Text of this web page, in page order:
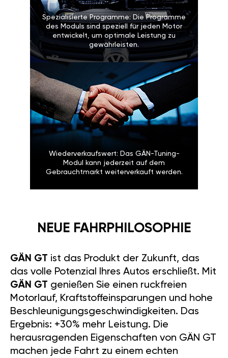
Spezialisierte Programme: Die Programme
des Moduls sind speziell für jeden Motor
entwickelt, um optimale Leistung zu
gewährleisten.
Wiederverkaufswert: Das GÄN-Tuning-
Modul kann jederzeit auf dem
Gebrauchtmarkt weiterverkauft werden.
NEUE FAHRPHILOSOPHIE
GÄN GT ist das Produkt der Zukunft, das
das volle Potenzial Ihres Autos erschließt. Mit
GÄN GT genießen Sie einen ruckfreien
Motorlauf, Kraftstoffeinsparungen und hohe
Beschleunigungsgeschwindigkeiten. Das
Ergebnis: +30% mehr Leistung. Die
herausragenden Eigenschaften von GÄN GT
machen jede Fahrt zu einem echten